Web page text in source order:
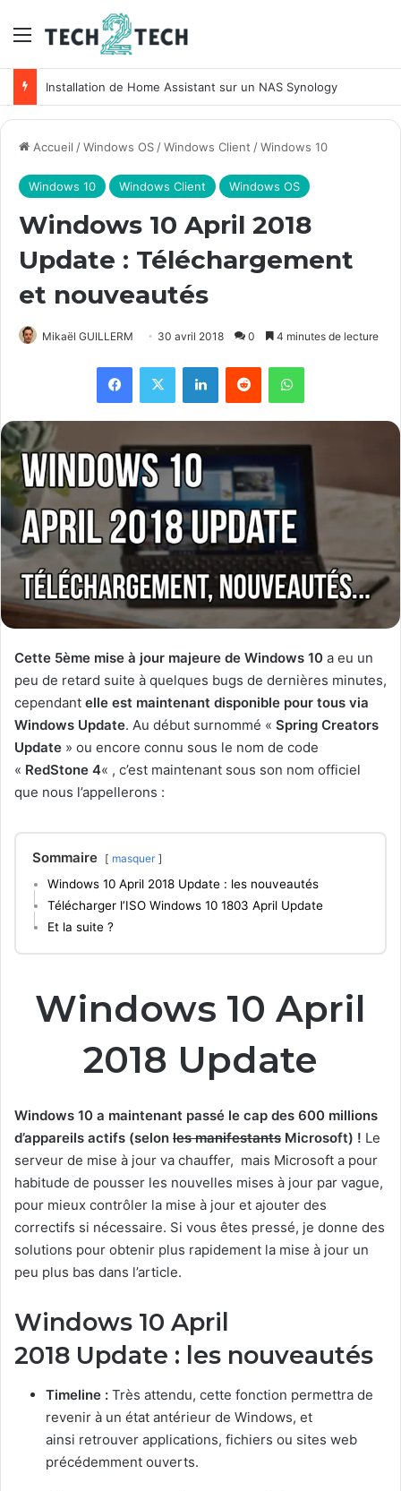
Menu
Accueil /Windows OS/Windows Client /Windows 10
Windows 10 Windows Client Windows OS
Windows 10 April 2018
Update : Téléchargement
et nouveautés
Mikaël GUILLERM 30 avril 2018 0 4 minutes de lecture
Cette 5ème mise à jour majeure de Windows 10 a eu un
peu de retard suite à quelques bugs de dernières minutes,
cependant elle est maintenant disponible pour tous via
Windows Update. Au début surnommé « Spring Creators
Update » ou encore connu sous le nom de code
« RedStone 4« , c’est maintenant sous son nom officiel
que nous l’appellerons :
Sommaire masquer
Windows 10 April 2018 Update : les nouveautés
Télécharger l’ISO Windows 10 1803 April Update
Et la suite ?
Windows 10 April
2018 Update
Windows 10 a maintenant passé le cap des 600 millions
d’appareils actifs (selon les manifestants Microsoft) ! Le
serveur de mise à jour va chauffer, mais Microsoft a pour
habitude de pousser les nouvelles mises à jour par vague,
pour mieux contrôler la mise à jour et ajouter des
correctifs si nécessaire. Si vous êtes pressé, je donne des
solutions pour obtenir plus rapidement la mise à jour un
peu plus bas dans l’article.
Windows 10 April
2018 Update : les nouveautés
Timeline : Très attendu, cette fonction permettra de
revenir à un état antérieur de Windows, et
ainsi retrouver applications, fichiers ou sites web
précédemment ouverts.